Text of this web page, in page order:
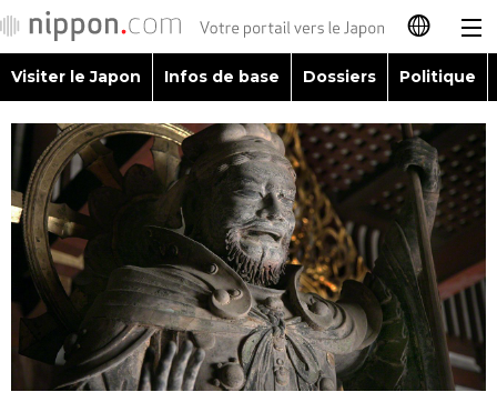
日本語
English
简体字
繁體字
Español
العربية
Visiter le Japon
Infos de base
Dossiers
Visiter le Japon Infos de base Dossiers Politique